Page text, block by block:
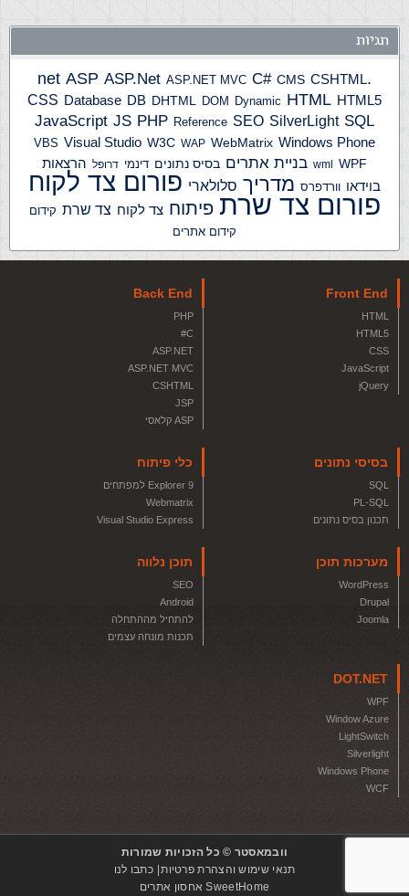
תגיות
.net
ASP ASP.Net ASP.NET MVC C# CMS CSHTML
CSS Database DB DHTML DOM Dynamic HTML HTML5
JavaScript JS PHP Reference SEO SilverLight SQL
VBS Visual Studio W3C WAP WebMatrix Windows Phone
wml WPF בניית אתרים בסיס נתונים דינמי דרופל הרצאות
בוידאו וורדפרס מדריך סלולארי פורום צד לקוח
פורום צד שרת פיתוח צד לקוח צד שרת קידום
קידום אתרים
Front End
HTML
HTML5
CSS
JavaScript
jQuery
Back End
PHP
C#
ASP.NET
ASP.NET MVC
CSHTML
JSP
ASP קלאסי
בסיסי נתונים
SQL
PL-SQL
תכנון בסיס נתונים
כלי פיתוח
Explorer 9 למפתחים
Webmatrix
Visual Studio Express
מערכות תוכן
WordPress
Drupal
Joomla
תוכן נלווה
SEO
Android
להתחיל מההתחלה
תכנות מונחה עצמים
DOT.NET
WPF
Window Azure
LightSwitch
Silverlight
Windows Phone
WCF
וובמאסטר © כל הזכויות שמורות
תנאי שימוש והצהרת פרטיות כתבו לנו
SweetHome אחסון אתרים